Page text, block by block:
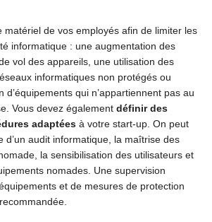
matériel de vos employés afin de limiter les
informatique : une augmentation des
vol des appareils, une utilisation des
informatiques non protégés ou
d’équipements qui n’appartiennent pas au
Vous devez également définir des
adaptéesà votre start-up. On peut
d’un audit informatique, la maîtrise des
la sensibilisation des utilisateurs et
nomades. Une supervision
et de mesures de protection